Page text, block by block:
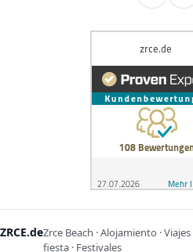
ZRCE.deZrce Beach · Alojamiento ·
fiesta · Festivales